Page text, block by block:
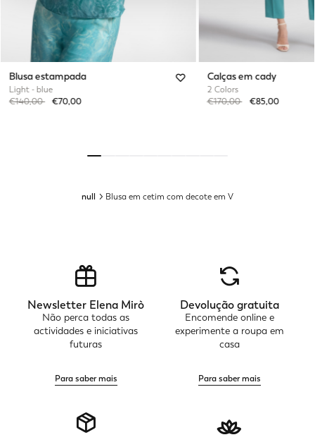
Blusa estampada
Light - blue
Price reduced from
€140,00to€70,00
Calças em cady
2 Colors
Price reduced from
€170,00to€85,00
null Blusa em cetim com decote em V
Newsletter Elena Mirò
Não perca todas as
actividades e iniciativas
futuras
Para saber mais
Devolução gratuita
Encomende online e
experimente a roupa em
casa
Para saber mais